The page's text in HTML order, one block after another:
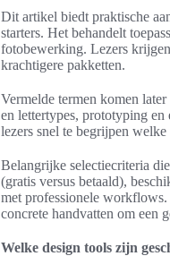
Dit artikel biedt praktische
starters. Het behandelt
fotobewerking. Lezers
krachtigere pakketten.
Vermelde termen komen
en lettertypes, prototyping
lezers snel te begrijpen
Belangrijke selectiecriteria
(gratis versus betaald),
met professionele
concrete handvatten om een
Welke design tools zijn